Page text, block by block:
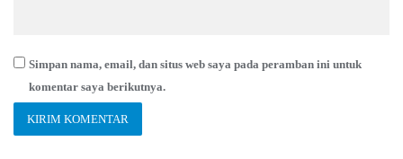
Simpan nama, email, dan situs web saya pada peramban ini untuk
komentar saya berikutnya.